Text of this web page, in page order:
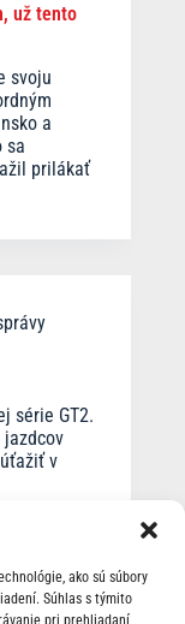
ako sú súbory
Súhlas s týmito
pri prehliadaní
už tento
svoju
a
sa
prilákať
série GT2.
jazdcov
v